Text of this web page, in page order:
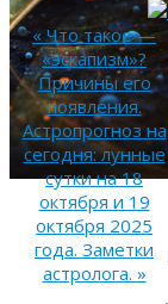
«Что такое —
«эскапизм»?
Причины его
появления.
Астропрогноз на
сегодня: лунные
сутки на 18
октября и 19
октября 2025
года. Заметки
астролога. »